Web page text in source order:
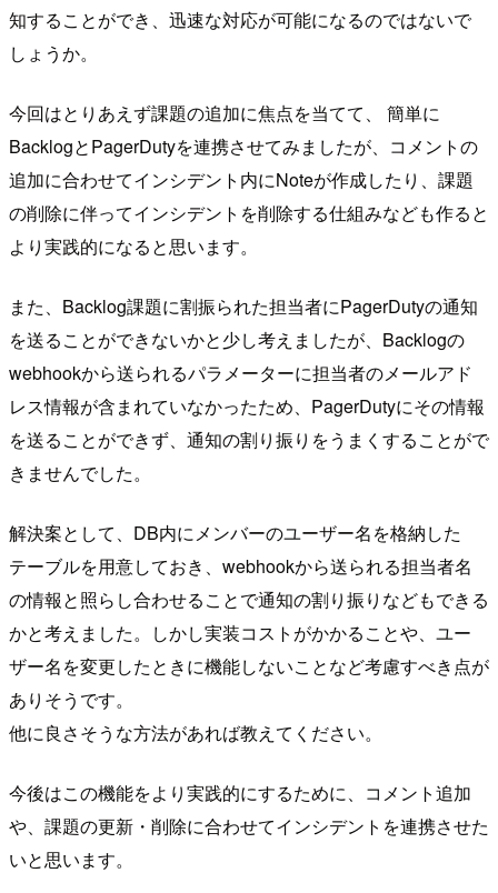
知することができ、迅速な対応が可能になるのではないで
しょうか。
今回はとりあえず課題の追加に焦点を当てて、 簡単に
BacklogとPagerDutyを連携させてみましたが、コメントの
追加に合わせてインシデント内にNoteが作成したり、課題
の削除に伴ってインシデントを削除する仕組みなども作ると
より実践的になると思います。
また、Backlog課題に割振られた担当者にPagerDutyの通知
を送ることができないかと少し考えましたが、Backlogの
webhookから送られるパラメーターに担当者のメールアド
レス情報が含まれていなかったため、PagerDutyにその情報
を送ることができず、通知の割り振りをうまくすることがで
きませんでした。
解決案として、DB内にメンバーのユーザー名を格納した
テーブルを用意しておき、webhookから送られる担当者名
の情報と照らし合わせることで通知の割り振りなどもできる
かと考えました。しかし実装コストがかかることや、ユー
ザー名を変更したときに機能しないことなど考慮すべき点が
ありそうです。
他に良さそうな方法があれば教えてください。
今後はこの機能をより実践的にするために、コメント追加
や、課題の更新・削除に合わせてインシデントを連携させた
いと思います。